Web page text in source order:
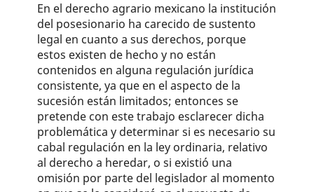
En el derecho agrario mexicano la institución
del posesionario ha carecido de sustento
legal en cuanto a sus derechos, porque
estos existen de hecho y no están
contenidos en alguna regulación jurídica
consistente, ya que en el aspecto de la
sucesión están limitados; entonces se
pretende con este trabajo esclarecer dicha
problemática y determinar si es necesario su
cabal regulación en la ley ordinaria, relativo
al derecho a heredar, o si existió una
omisión por parte del legislador al momento